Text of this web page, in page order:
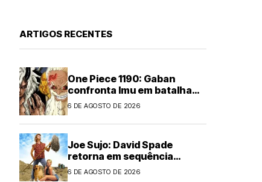
ARTIGOS RECENTES
One Piece 1190: Gaban
confronta Imu em batalha
épica
6 DE AGOSTO DE 2026
Joe Sujo: David Spade
retorna em sequência
animada
6 DE AGOSTO DE 2026